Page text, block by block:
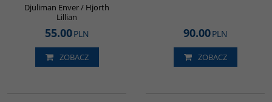
Djuliman Enver / Hjorth
Lillian
55.00PLN
ZOBACZ
90.00PLN
ZOBACZ